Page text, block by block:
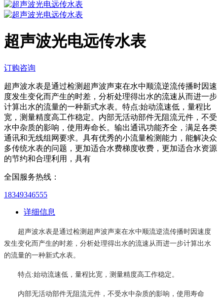
超声波光电远传水表
订购咨询
超声波水表是通过检测超声波声束在水中顺流逆流传播时因速
度发生变化而产生的时差，分析处理得出水的流速从而进一步
计算出水的流量的一种新式水表。特点:始动流速低，量程比
宽，测量精度高工作稳定。内部无活动部件无阻流元件，不受
水中杂质的影响，使用寿命长。输出通讯功能齐全，满足各类
通讯和无线组网要求。具有优秀的小流量检测能力，能解决众
多传统水表的问题，更加适合水费梯度收费，更加适合水资源
的节约和合理利用，具有
全国服务热线：
18349346555
详细信息
超声波水表是通过检测超声波声束在水中顺流逆流传播时因速度
发生变化而产生的时差，分析处理得出水的流速从而进一步计算出水
的流量的一种新式水表。
特点:始动流速低，量程比宽，测量精度高工作稳定。
内部无活动部件无阻流元件，不受水中杂质的影响，使用寿命